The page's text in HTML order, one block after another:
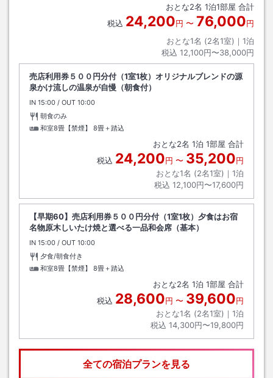
おとな2名 1泊1部屋 合計
税込 24,200円 〜 76,000円
おとな1名 (2名1室)｜ 1泊
税込 12,100円〜38,000円
売店利用券５００円分付（1室1枚）オリジナルブレンドの源
泉かけ流しの温泉が自慢（朝食付）
IN チェックイン
15:00 / OUT チェックアウト
10:00
朝食のみ
和室8畳【禁煙】
8畳＋踏込
おとな2名 1泊 1部屋 合計
税込 24,200円 〜 35,200円
おとな1名 (2名1室)｜ 1泊
税込 12,100円〜17,600円
【早期60】売店利用券５００円分付（1室1枚）夕食はお宿
名物原木しいたけ焼と選べる一品和会席（基本）
IN チェックイン
15:00 / OUT チェックアウト
10:00
夕食/朝食付き
和室8畳【禁煙】
8畳＋踏込
おとな2名 1泊 1部屋 合計
税込 28,600円 〜 39,600円
おとな1名 (2名1室)｜ 1泊
税込 14,300円〜19,800円
全ての宿泊プランを見る